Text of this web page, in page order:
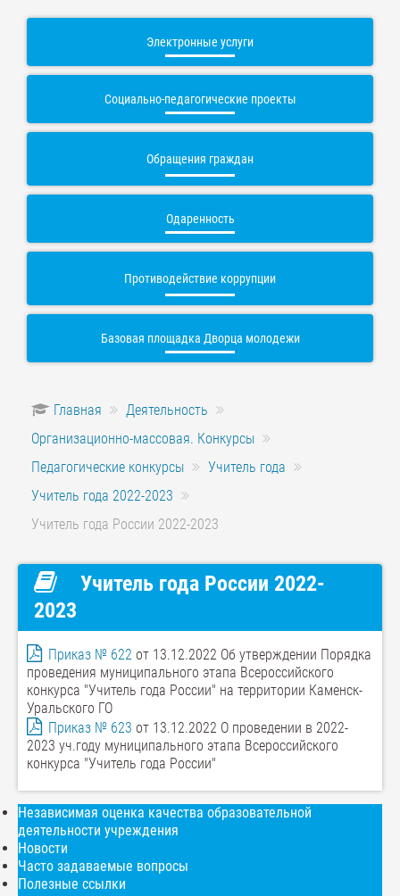
Электронные услуги
Социально-педагогические проекты
Обращения граждан
Одаренность
Противодействие коррупции
Базовая площадка Дворца молодежи
Главная
Деятельность
Организационно-массовая. Конкурсы
Педагогические конкурсы
Учитель года
Учитель года 2022-2023
Учитель года России 2022-2023
Учитель года России 2022-
2023
Приказ № 622 от 13.12.2022 Об утверждении Порядка
проведения муниципального этапа Всероссийского
конкурса "Учитель года России" на территории Каменск-
Уральского ГО
Приказ № 623 от 13.12.2022 О проведении в 2022-
2023 уч.году муниципального этапа Всероссийского
конкурса "Учитель года России"
Независимая оценка качества образовательной
деятельности учреждения
Новости
Часто задаваемые вопросы
Полезные ссылки